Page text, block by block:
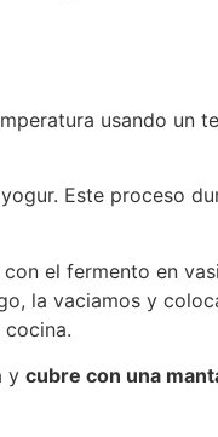
usando un
Este proceso
el fermento en
la vaciamos y
y cubre con una